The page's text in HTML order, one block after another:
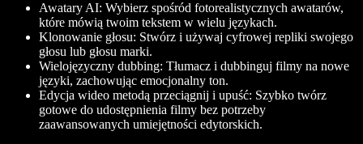
Awatary AI: Wybierz spośród fotorealistycznych awatarów,
które mówią twoim tekstem w wielu językach.
Klonowanie głosu: Stwórz i używaj cyfrowej repliki swojego
głosu lub głosu marki.
Wielojęzyczny dubbing: Tłumacz i dubbinguj filmy na nowe
języki, zachowując emocjonalny ton.
Edycja wideo metodą przeciągnij i upuść: Szybko twórz
gotowe do udostępnienia filmy bez potrzeby
zaawansowanych umiejętności edytorskich.